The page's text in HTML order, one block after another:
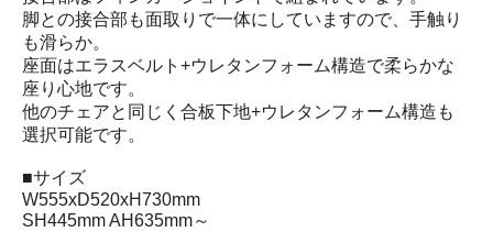
脚との接合部も面取りで一体にしていますので、手触り
も滑らか。
座面はエラスベルト+ウレタンフォーム構造で柔らかな
座り心地です。
他のチェアと同じく合板下地+ウレタンフォーム構造も
選択可能です。
■サイズ
W555xD520xH730mm
SH445mm AH635mm～